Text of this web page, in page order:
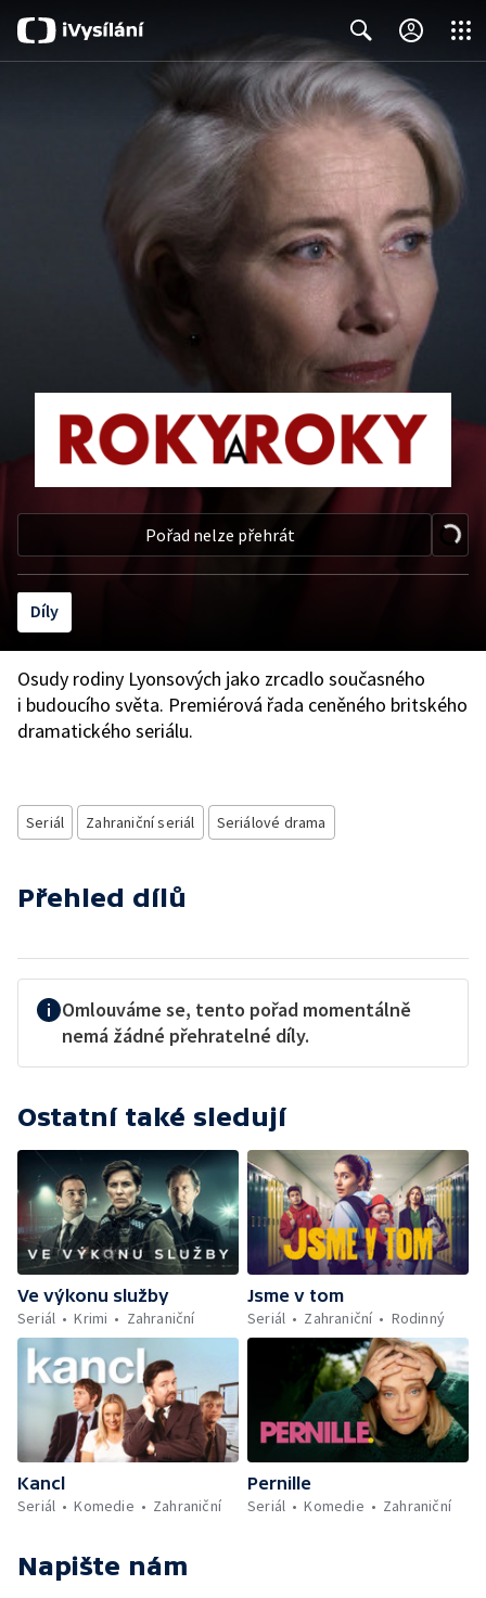
Search
Pořad nelze přehrát
Díly
Osudy rodiny Lyonsových jako zrcadlo současného
i budoucího světa. Premiérová řada ceněného britského
dramatického seriálu.
Seriál Zahraniční seriál Seriálové drama
Přehled dílů
Omlouváme se, tento pořad momentálně
nemá žádné přehratelné díly.
Ostatní také sledují
Ve výkonu služby
Seriál
Krimi Zahraniční
Jsme v tom
Seriál
Zahraniční Rodinný
Kancl
Seriál
Komedie Zahraniční
Pernille
Seriál
Komedie Zahraniční
Napište nám